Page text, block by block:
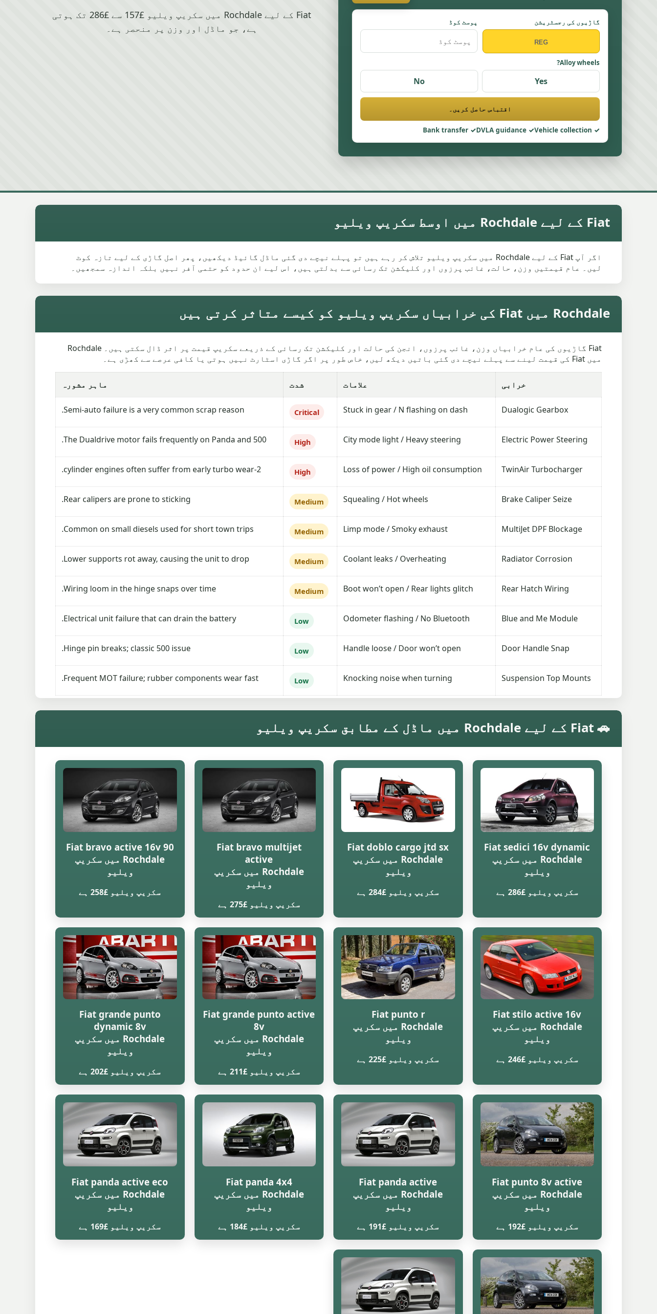
گاڑیوں کی رجسٹریشن پوسٹ کوڈ
Alloy wheels?
Yes
No
اقتباس حاصل کریں۔
Vehicle collection
DVLA guidance
Bank transfer
Fiat کے لیے Rochdale میں سکریپ ویلیو £157 سے £286 تک ہوتی
ہے، جو ماڈل اور وزن پر منحصر ہے۔
Fiat کے لیے Rochdale میں اوسط سکریپ ویلیو
اگر آپ Fiat کے لیے Rochdale میں سکریپ ویلیو تلاش کر رہے ہیں تو پہلے نیچے دی گئی ماڈل گائیڈ دیکھیں، پھر اصل گاڑی کے لیے تازہ کوٹ
لیں۔ عام قیمتیں وزن، حالت، غائب پرزوں اور کلیکشن تک رسائی سے بدلتی ہیں، اس لیے ان حدود کو حتمی آفر نہیں بلکہ اندازہ سمجھیں۔
Rochdale میں Fiat کی خرابیاں سکریپ ویلیو کو کیسے متاثر کرتی ہیں
Fiat گاڑیوں کی عام خرابیاں وزن، غائب پرزوں، انجن کی حالت اور کلیکشن تک رسائی کے ذریعے سکریپ قیمت پر اثر ڈال سکتی ہیں۔ Rochdale
میں Fiat کی قیمت لینے سے پہلے نیچے دی گئی باتیں دیکھ لیں، خاص طور پر اگر گاڑی اسٹارٹ نہیں ہوتی یا کافی عرصے سے کھڑی ہے۔
خرابی علامات شدت ماہر مشورہ
Dualogic Gearbox
Stuck in gear / N flashing on dash
Critical
Semi-auto failure is a very common scrap reason.
Electric Power Steering
City mode light / Heavy steering
High
The Dualdrive motor fails frequently on Panda and 500.
TwinAir Turbocharger
Loss of power / High oil consumption
High
2-cylinder engines often suffer from early turbo wear.
Brake Caliper Seize
Squealing / Hot wheels
Medium
Rear calipers are prone to sticking.
MultiJet DPF Blockage
Limp mode / Smoky exhaust
Medium
Common on small diesels used for short town trips.
Radiator Corrosion
Coolant leaks / Overheating
Medium
Lower supports rot away, causing the unit to drop.
Rear Hatch Wiring
Boot won’t open / Rear lights glitch
Medium
Wiring loom in the hinge snaps over time.
Blue and Me Module
Odometer flashing / No Bluetooth
Low
Electrical unit failure that can drain the battery.
Door Handle Snap
Handle loose / Door won’t open
Low
Hinge pin breaks; classic 500 issue.
Suspension Top Mounts
Knocking noise when turning
Low
Frequent MOT failure; rubber components wear fast.
🚗 Fiat کے لیے Rochdale میں ماڈل کے مطابق سکریپ ویلیو
Fiat sedici 16v dynamic
Rochdale میں سکریپ
ویلیو
سکریپ ویلیو £286 ہے
Fiat doblo cargo jtd sx
Rochdale میں سکریپ
ویلیو
سکریپ ویلیو £284 ہے
Fiat bravo multijet
active
Rochdale میں سکریپ
ویلیو
سکریپ ویلیو £275 ہے
Fiat bravo active 16v 90
Rochdale میں سکریپ
ویلیو
سکریپ ویلیو £258 ہے
Fiat stilo active 16v
Rochdale میں سکریپ
ویلیو
سکریپ ویلیو £246 ہے
Fiat punto r
Rochdale میں سکریپ
ویلیو
سکریپ ویلیو £225 ہے
Fiat grande punto active
8v
Rochdale میں سکریپ
ویلیو
سکریپ ویلیو £211 ہے
Fiat grande punto
dynamic 8v
Rochdale میں سکریپ
ویلیو
سکریپ ویلیو £202 ہے
Fiat punto 8v active
Rochdale میں سکریپ
ویلیو
سکریپ ویلیو £192 ہے
Fiat panda active
Rochdale میں سکریپ
ویلیو
سکریپ ویلیو £191 ہے
Fiat panda 4x4
Rochdale میں سکریپ
ویلیو
سکریپ ویلیو £184 ہے
Fiat panda active eco
Rochdale میں سکریپ
ویلیو
سکریپ ویلیو £169 ہے